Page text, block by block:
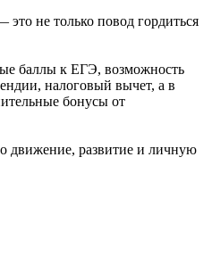
не только повод гордиться
баллы к ЕГЭ, возможность
налоговый вычет, а в
бонусы от
движение, развитие и личную